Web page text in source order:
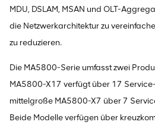
MDU, DSLAM, MSAN und OLT-
die Netzwerkarchitektur zu
zu reduzieren.
Die MA5800-Serie umfasst zwei
MA5800-X17 verfügt über 17
mittelgroße MA5800-X7 über 7
Beide Modelle verfügen über